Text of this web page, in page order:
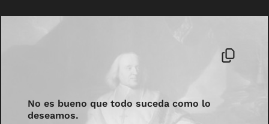
No es bueno que todo suceda como lo
deseamos.